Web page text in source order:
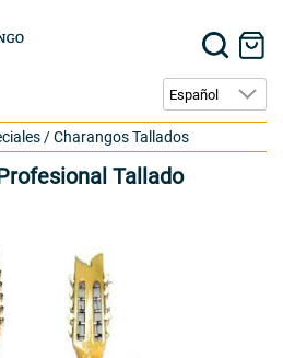
/Charangos Tallados
Tallado